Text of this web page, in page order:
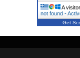
A
not found -
Get